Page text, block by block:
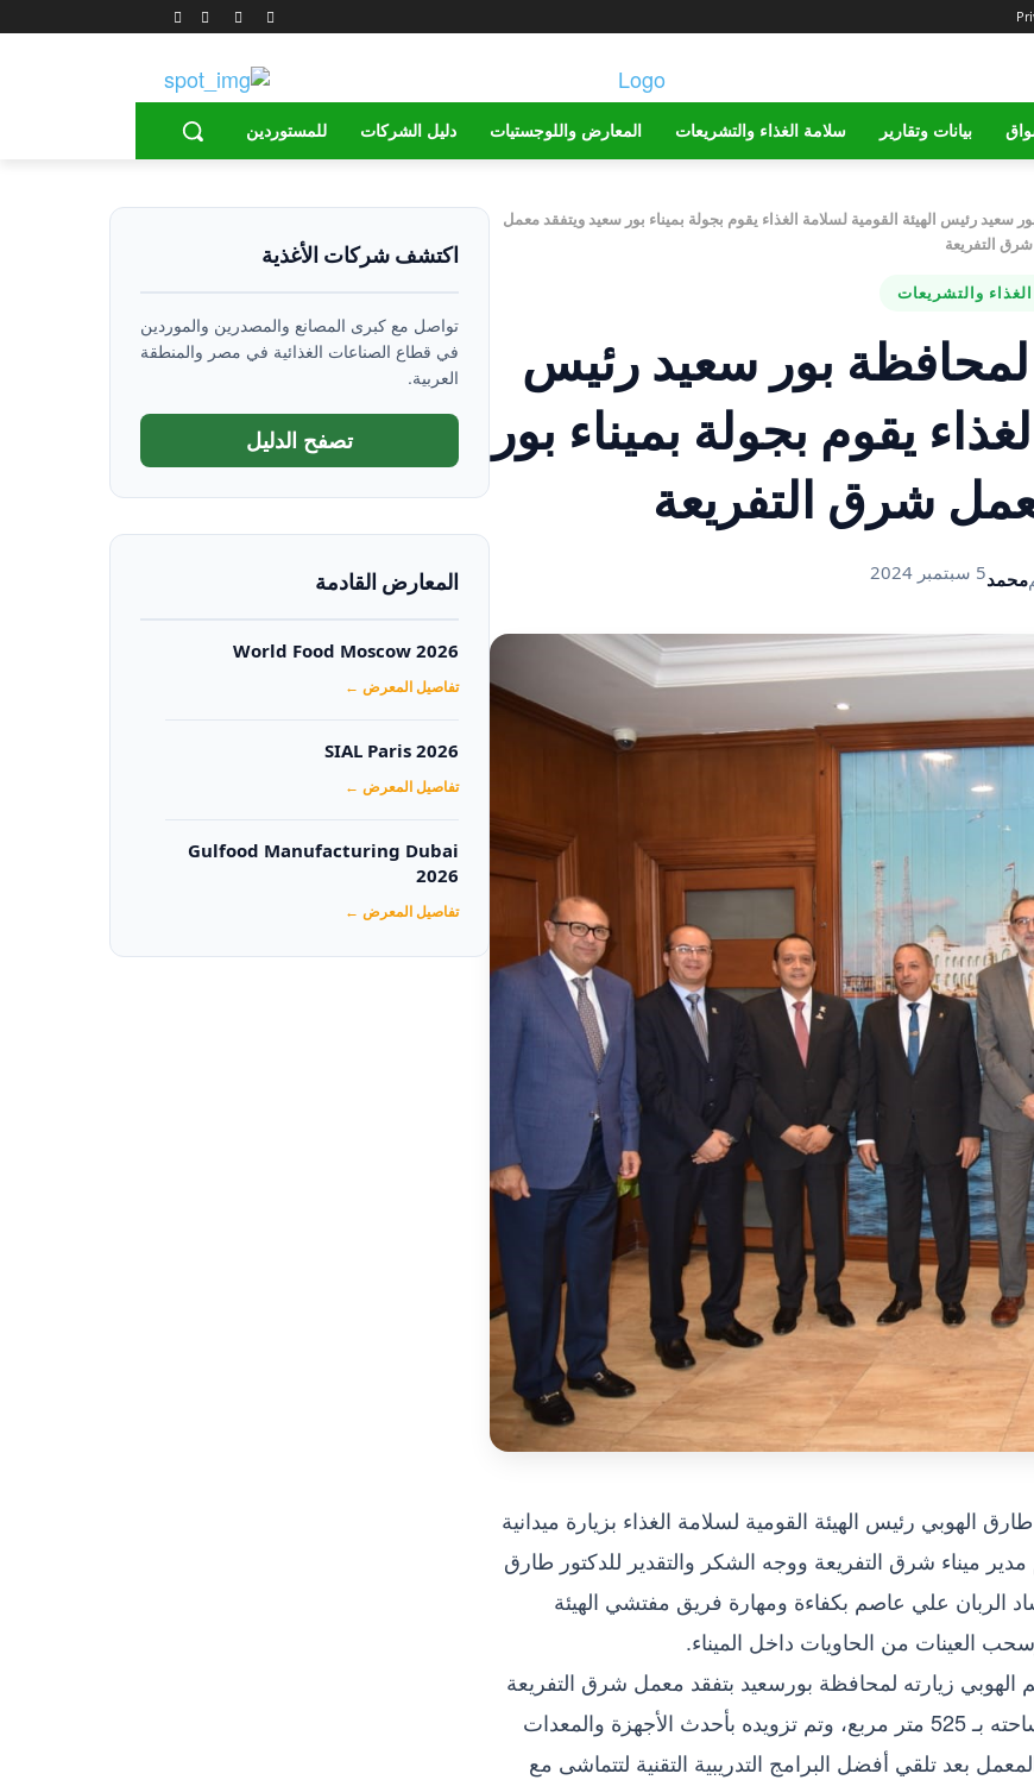
بيانات وتقارير سلامة الغذاء والتشريعات المعارض واللوجستيات دليل الشركات للمستوردين
سعيد رئيس الهيئة القومية لسلامة الغذاء يقوم بجولة بميناء بور سعيد ويتفقد معمل
شرق التفريعة
والتشريعات
لمحافظة بور سعيد رئيس
يقوم بجولة بميناء بور
شرق التفريعة
محمد5 سبتمبر 2024
الهوبي رئيس الهيئة القومية لسلامة الغذاء بزيارة ميدانية
ميناء شرق التفريعة ووجه الشكر والتقدير للدكتور طارق
الربان علي عاصم بكفاءة ومهارة فريق مفتشي الهيئة
العينات من الحاويات داخل الميناء.
زيارته لمحافظة بورسعيد بتفقد معمل شرق التفريعة
والخاص بالهيئة القومية لسلامة الغذاء، والذي تُقدر مساحته بـ 525 متر مربع، وتم تزويده بأحدث الأجهزة والمعدات
بعد تلقي أفضل البرامج التدريبية التقنية لتتماشى مع
اكتشف شركات الأغذية
تواصل مع كبرى المصانع والمصدرين والموردين
في قطاع الصناعات الغذائية في مصر والمنطقة
العربية.
تصفح الدليل
المعارض القادمة
World Food Moscow 2026
تفاصيل المعرض ←
SIAL Paris 2026
تفاصيل المعرض ←
Gulfood Manufacturing Dubai
2026‏
تفاصيل المعرض ←